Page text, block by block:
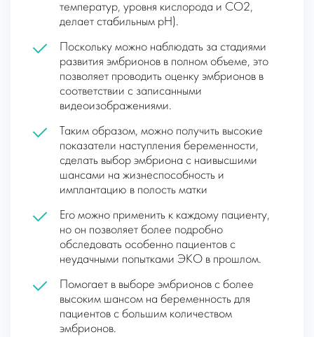
температур, уровня кислорода и CO2,
делает стабильным pH).
Поскольку можно наблюдать за стадиями
развития эмбрионов в полном объеме, это
позволяет проводить оценку эмбрионов в
соответствии с записанными
видеоизображениями.
Таким образом, можно получить высокие
показатели наступления беременности,
сделать выбор эмбриона с наивысшими
шансами на жизнеспособность и
имплантацию в полость матки
Его можно применить к каждому пациенту,
но он позволяет более подробно
обследовать особенно пациентов с
неудачными попытками ЭКО в прошлом.
Помогает в выборе эмбрионов с более
высоким шансом на беременность для
пациентов с большим количеством
эмбрионов.